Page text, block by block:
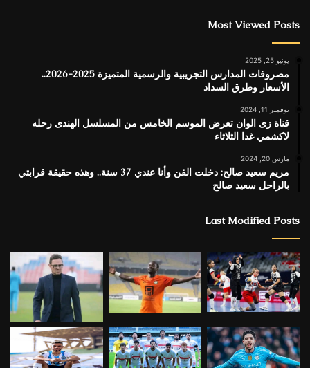
Most Viewed Posts
يونيو 25, 2025
مصروفات المدارس التجريبية والرسمية المتميزة 2025-2026..
الأسعار وطرق السداد
نوفمبر 11, 2024
قناة زى الوان تعرض الموسم الخامس من المسلسل الهندى رحله
لاكشمي غدا الثلاثاء
مارس 20, 2024
مريم سعيد صالح: دخلت الفن وأنا عندي 37 سنة.. وهذه حقيقة قرابتي
بالراحل سعيد صالح
Last Modified Posts